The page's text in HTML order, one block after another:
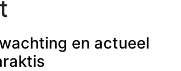
en actueel